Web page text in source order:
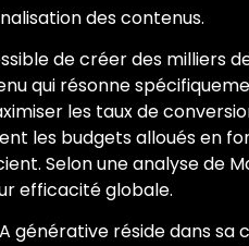
des contenus.
de créer des milliers
qui résonne
les taux de
les budgets alloués en
Selon une analyse de
efficacité globale.
générative réside dans